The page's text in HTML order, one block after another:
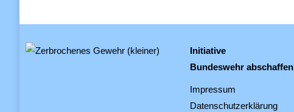
Initiative
Bundeswehr abschaffen
Impressum
Datenschutzerklärung